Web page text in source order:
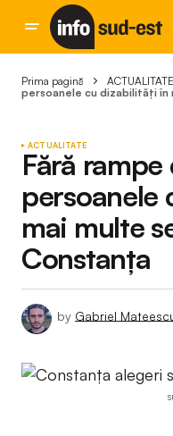
Prima pagină ACTUALITATE
persoanele cu dizabilități
ACTUALITATE
Fără
persoanele
mai multe
Constanța
by Gabriel